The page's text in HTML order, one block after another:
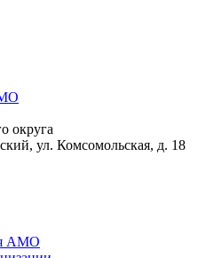
округа
ул. Комсомольская, д. 18
АМО